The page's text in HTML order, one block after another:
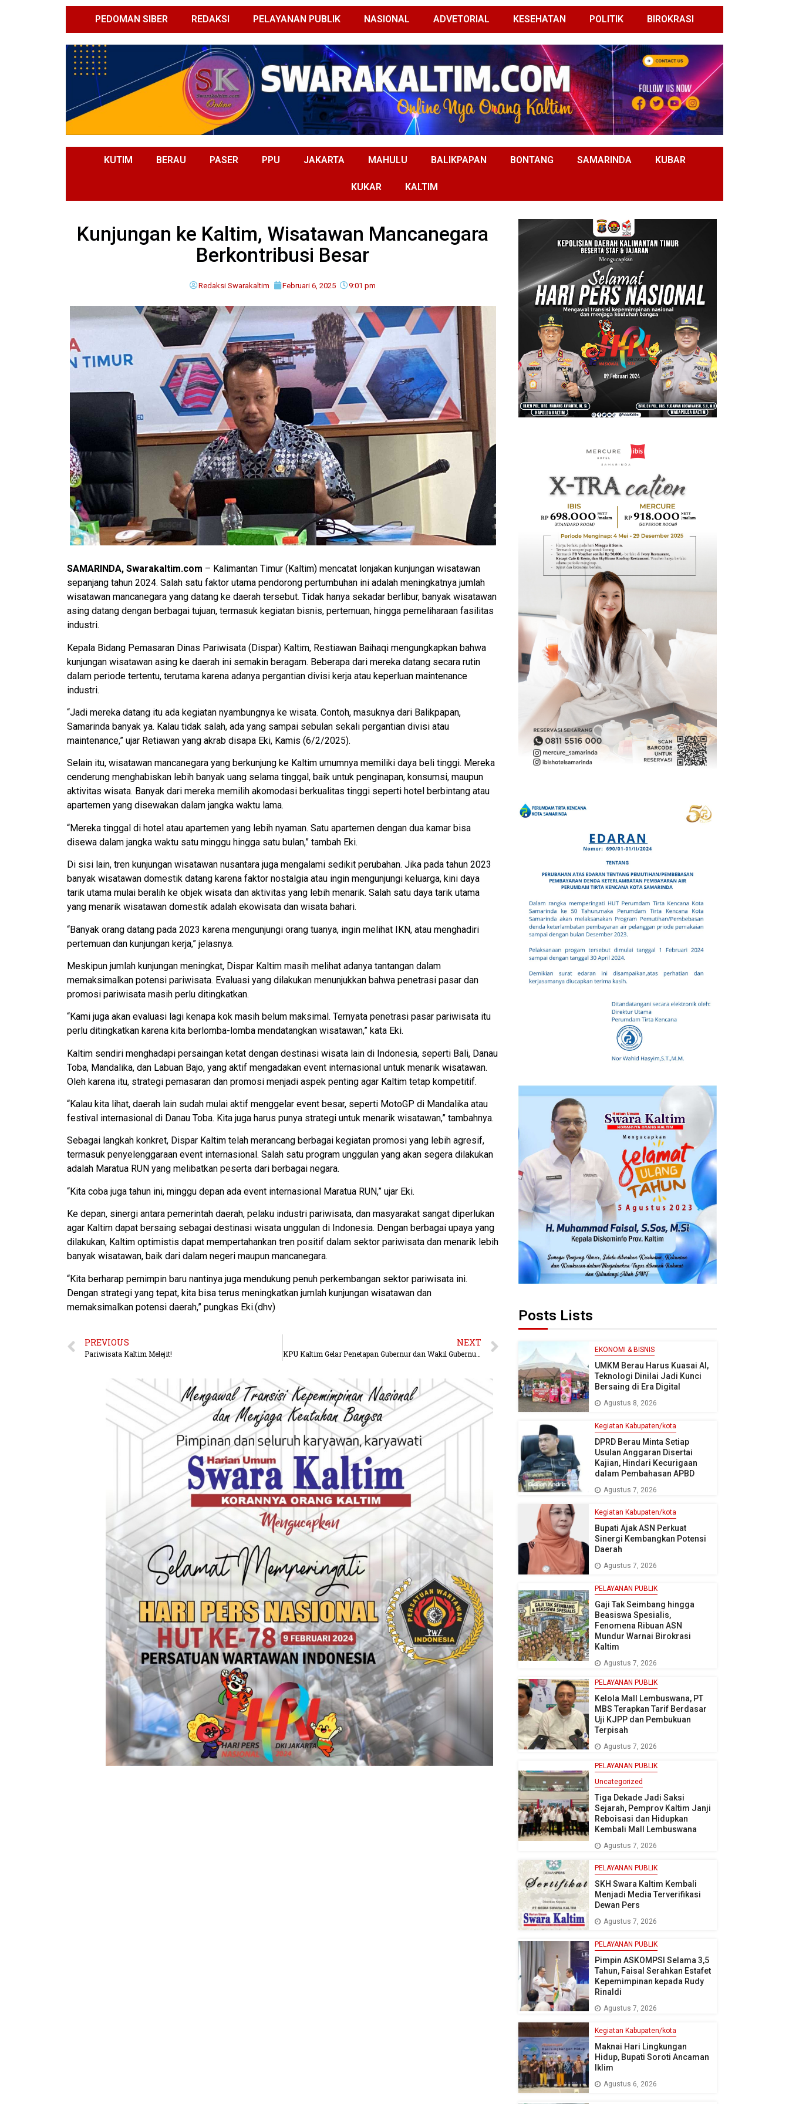
PEDOMAN SIBER REDAKSI PELAYANAN PUBLIK NASIONAL ADVETORIAL KESEHATAN POLITIK BIROKRASI
KUTIM BERAU PASER PPU JAKARTA MAHULU BALIKPAPAN BONTANG SAMARINDA KUBAR
KUKAR KALTIM
Kunjungan ke Kaltim, Wisatawan Mancanegara
Berkontribusi Besar
Redaksi Swarakaltim Februari 6, 2025 9:01 pm
SAMARINDA, Swarakaltim.com – Kalimantan Timur (Kaltim) mencatat lonjakan kunjungan wisatawan
sepanjang tahun 2024. Salah satu faktor utama pendorong pertumbuhan ini adalah meningkatnya jumlah
wisatawan mancanegara yang datang ke daerah tersebut. Tidak hanya sekadar berlibur, banyak wisatawan
asing datang dengan berbagai tujuan, termasuk kegiatan bisnis, pertemuan, hingga pemeliharaan fasilitas
industri.
Kepala Bidang Pemasaran Dinas Pariwisata (Dispar) Kaltim, Restiawan Baihaqi mengungkapkan bahwa
kunjungan wisatawan asing ke daerah ini semakin beragam. Beberapa dari mereka datang secara rutin
dalam periode tertentu, terutama karena adanya pergantian divisi kerja atau keperluan maintenance
industri.
“Jadi mereka datang itu ada kegiatan nyambungnya ke wisata. Contoh, masuknya dari Balikpapan,
Samarinda banyak ya. Kalau tidak salah, ada yang sampai sebulan sekali pergantian divisi atau
maintenance,” ujar Retiawan yang akrab disapa Eki, Kamis (6/2/2025).
Selain itu, wisatawan mancanegara yang berkunjung ke Kaltim umumnya memiliki daya beli tinggi. Mereka
cenderung menghabiskan lebih banyak uang selama tinggal, baik untuk penginapan, konsumsi, maupun
aktivitas wisata. Banyak dari mereka memilih akomodasi berkualitas tinggi seperti hotel berbintang atau
apartemen yang disewakan dalam jangka waktu lama.
“Mereka tinggal di hotel atau apartemen yang lebih nyaman. Satu apartemen dengan dua kamar bisa
disewa dalam jangka waktu satu minggu hingga satu bulan,” tambah Eki.
Di sisi lain, tren kunjungan wisatawan nusantara juga mengalami sedikit perubahan. Jika pada tahun 2023
banyak wisatawan domestik datang karena faktor nostalgia atau ingin mengunjungi keluarga, kini daya
tarik utama mulai beralih ke objek wisata dan aktivitas yang lebih menarik. Salah satu daya tarik utama
yang menarik wisatawan domestik adalah ekowisata dan wisata bahari.
“Banyak orang datang pada 2023 karena mengunjungi orang tuanya, ingin melihat IKN, atau menghadiri
pertemuan dan kunjungan kerja,” jelasnya.
Meskipun jumlah kunjungan meningkat, Dispar Kaltim masih melihat adanya tantangan dalam
memaksimalkan potensi pariwisata. Evaluasi yang dilakukan menunjukkan bahwa penetrasi pasar dan
promosi pariwisata masih perlu ditingkatkan.
“Kami juga akan evaluasi lagi kenapa kok masih belum maksimal. Ternyata penetrasi pasar pariwisata itu
perlu ditingkatkan karena kita berlomba-lomba mendatangkan wisatawan,” kata Eki.
Kaltim sendiri menghadapi persaingan ketat dengan destinasi wisata lain di Indonesia, seperti Bali, Danau
Toba, Mandalika, dan Labuan Bajo, yang aktif mengadakan event internasional untuk menarik wisatawan.
Oleh karena itu, strategi pemasaran dan promosi menjadi aspek penting agar Kaltim tetap kompetitif.
“Kalau kita lihat, daerah lain sudah mulai aktif menggelar event besar, seperti MotoGP di Mandalika atau
festival internasional di Danau Toba. Kita juga harus punya strategi untuk menarik wisatawan,” tambahnya.
Sebagai langkah konkret, Dispar Kaltim telah merancang berbagai kegiatan promosi yang lebih agresif,
termasuk penyelenggaraan event internasional. Salah satu program unggulan yang akan segera dilakukan
adalah Maratua RUN yang melibatkan peserta dari berbagai negara.
“Kita coba juga tahun ini, minggu depan ada event internasional Maratua RUN,” ujar Eki.
Ke depan, sinergi antara pemerintah daerah, pelaku industri pariwisata, dan masyarakat sangat diperlukan
agar Kaltim dapat bersaing sebagai destinasi wisata unggulan di Indonesia. Dengan berbagai upaya yang
dilakukan, Kaltim optimistis dapat mempertahankan tren positif dalam sektor pariwisata dan menarik lebih
banyak wisatawan, baik dari dalam negeri maupun mancanegara.
“Kita berharap pemimpin baru nantinya juga mendukung penuh perkembangan sektor pariwisata ini.
Dengan strategi yang tepat, kita bisa terus meningkatkan jumlah kunjungan wisatawan dan
memaksimalkan potensi daerah,” pungkas Eki.(dhv)
PREVIOUS
Pariwisata Kaltim Melejit!
NEXT
Posts Lists
EKONOMI & BISNIS
UMKM Berau Harus Kuasai AI,
Teknologi Dinilai Jadi Kunci
Bersaing di Era Digital
Agustus 8, 2026
Kegiatan Kabupaten/kota
DPRD Berau Minta Setiap
Usulan Anggaran Disertai
Kajian, Hindari Kecurigaan
dalam Pembahasan APBD
Agustus 7, 2026
Kegiatan Kabupaten/kota
Bupati Ajak ASN Perkuat
Sinergi Kembangkan Potensi
Daerah
Agustus 7, 2026
PELAYANAN PUBLIK
Gaji Tak Seimbang hingga
Beasiswa Spesialis,
Fenomena Ribuan ASN
Mundur Warnai Birokrasi
Kaltim
Agustus 7, 2026
PELAYANAN PUBLIK
Kelola Mall Lembuswana, PT
MBS Terapkan Tarif Berdasar
Uji KJPP dan Pembukuan
Terpisah
Agustus 7, 2026
PELAYANAN PUBLIK
Uncategorized
Tiga Dekade Jadi Saksi
Sejarah, Pemprov Kaltim Janji
Reboisasi dan Hidupkan
Kembali Mall Lembuswana
Agustus 7, 2026
PELAYANAN PUBLIK
SKH Swara Kaltim Kembali
Menjadi Media Terverifikasi
Dewan Pers
Agustus 7, 2026
PELAYANAN PUBLIK
Pimpin ASKOMPSI Selama 3,5
Tahun, Faisal Serahkan Estafet
Kepemimpinan kepada Rudy
Rinaldi
Agustus 7, 2026
Kegiatan Kabupaten/kota
Maknai Hari Lingkungan
Hidup, Bupati Soroti Ancaman
Iklim
Agustus 6, 2026